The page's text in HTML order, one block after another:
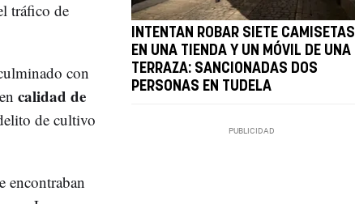
tráfico de
con
calidad de
de cultivo
encontraban
INTENTAN ROBAR SIETE CAMISETAS
EN UNA TIENDA Y UN MÓVIL DE UNA
TERRAZA: SANCIONADAS DOS
PERSONAS EN TUDELA